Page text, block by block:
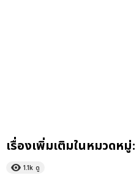
เรื่องเพิ่มเติมในหมวดหมู่:
1.1k ดู